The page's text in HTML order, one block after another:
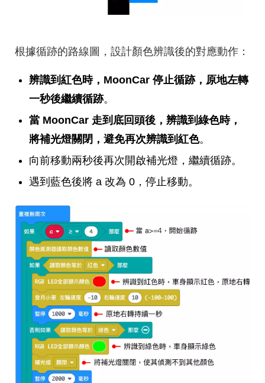
根據循跡的路線圖，設計顏色辨識後的對應動作：
辨識到紅色時，MoonCar 停止循跡，原地左轉
一秒後繼續循跡。
當 MoonCar 走到底回頭後，辨識到綠色時，
將補光燈關閉，避免再次辨識到紅色。
向前移動兩秒後再次開啟補光燈，繼續循跡。
遇到藍色後將 a 改為 0，停止移動。